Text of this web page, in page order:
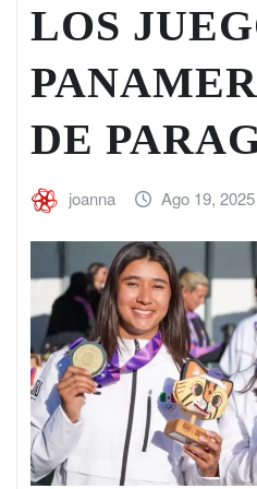
LOS
DE
joanna Ago 19, 2025